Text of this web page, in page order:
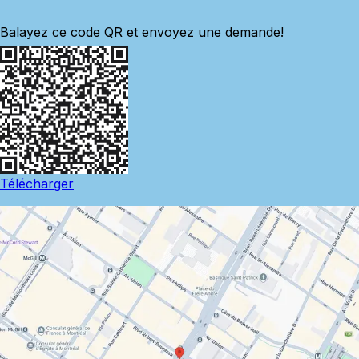
Balayez ce code QR et envoyez une demande!
Télécharger